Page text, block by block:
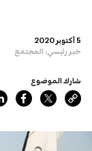
5 أكتوبر 2020
خبر رئيسي: المجتمع
شارك الموضوع